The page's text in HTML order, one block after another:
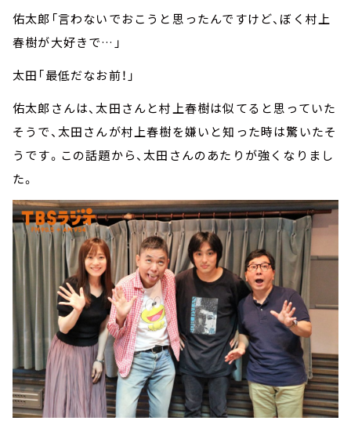
佑太郎「言わないでおこうと思ったんですけど、ぼく村上
春樹が大好きで…」
太田「最低だなお前！」
佑太郎さんは、太田さんと村上春樹は似てると思っていた
そうで、太田さんが村上春樹を嫌いと知った時は驚いたそ
うです。この話題から、太田さんのあたりが強くなりまし
た。